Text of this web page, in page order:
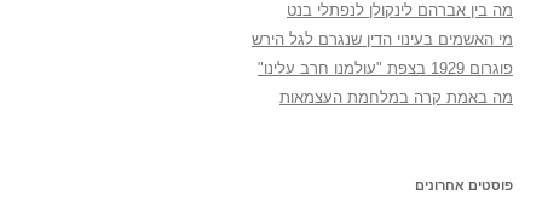
מה בין אברהם לינקולן לנפתלי בנט
מי האשמים בעינוי הדין שנגרם לגל הירש
פוגרום 1929 בצפת "עולמנו חרב עלינו"
מה באמת קרה במלחמת העצמאות
פוסטים אחרונים